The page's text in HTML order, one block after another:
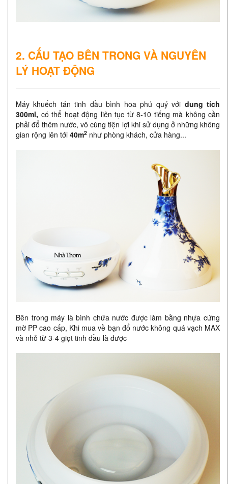
2. CẤU TẠO BÊN TRONG VÀ NGUYÊN
LÝ HOẠT ĐỘNG
Máy khuếch tán tinh dầu bình hoa phú quý với dung tích
300ml, có thể hoạt động liên tục từ 8-10 tiếng mà không cần
phải đổ thêm nước, vô cùng tiện lợi khi sử dụng ở những không
gian rộng lên tới 40m2 như phòng khách, cửa hàng...
Bên trong máy là bình chứa nước được làm bằng nhựa cứng
mờ PP cao cấp, Khi mua về bạn đổ nước không quá vạch MAX
và nhỏ từ 3-4 giọt tinh dầu là được